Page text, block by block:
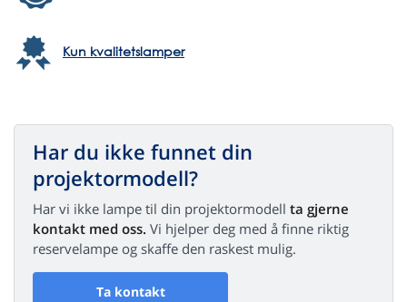
Kun kvalitetslamper
Har du ikke funnet din
projektormodell?
Har vi ikke lampe til din projektormodell ta gjerne
kontakt med oss. Vi hjelper deg med å finne riktig
reservelampe og skaffe den raskest mulig.
Ta kontakt